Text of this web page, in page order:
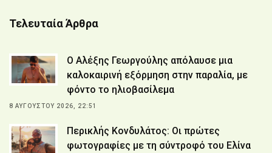
Τελευταία Άρθρα
Ο Αλέξης Γεωργούλης απόλαυσε μια
καλοκαιρινή εξόρμηση στην παραλία, με
φόντο το ηλιοβασίλεμα
8 ΑΥΓΟΎΣΤΟΥ 2026, 22:51
Περικλής Κονδυλάτος: Οι πρώτες
φωτογραφίες με τη σύντροφό του Ελίνα